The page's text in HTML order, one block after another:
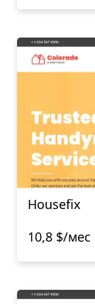
Housefix
10,8 $/мес